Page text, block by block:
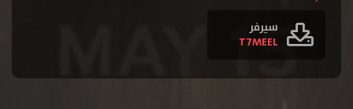
سيرفر
T7MEEL